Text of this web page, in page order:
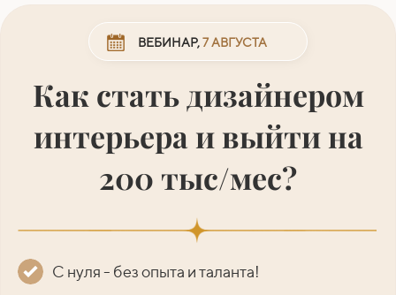
ВЕБИНАР,7 АВГУСТА
Как стать дизайнером
интерьера и выйти на
200 тыс/мес?
С нуля - без опыта и таланта!